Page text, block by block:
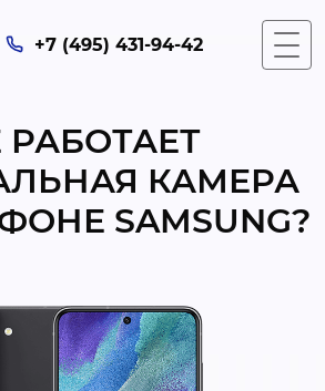
+7 (495) 431-94-42
РАБОТАЕТ
КАМЕРА
SAMSUNG?